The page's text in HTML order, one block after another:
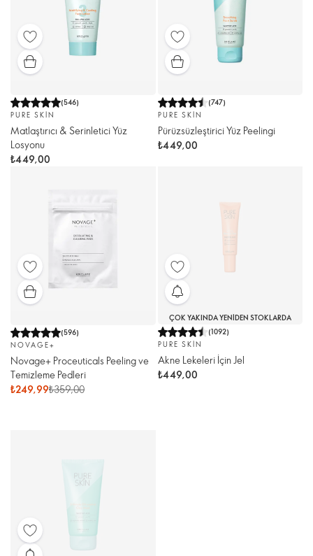
(546)
PURE SKIN
Matlaştırıcı & Serinletici Yüz
Losyonu
₺449,00
(747)
PURE SKIN
Pürüzsüzleştirici Yüz Peelingi
₺449,00
(596)
NOVAGE+
Novage+ Proceuticals Peeling ve
Temizleme Pedleri
₺249,99₺359,00
ÇOK YAKINDA YENIDEN STOKLARDA
(1092)
PURE SKIN
Akne Lekeleri İçin Jel
₺449,00